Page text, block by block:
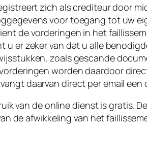
zich als crediteur door
voor toegang tot uw
de vorderingen in het
u er zeker van dat u alle
zoals gescande
worden daardoor
daarvan direct per email een
van de online dienst is gratis.
de afwikkeling van het